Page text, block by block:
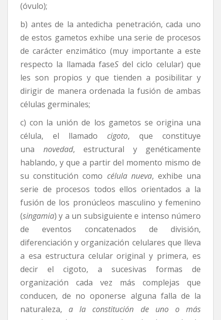
(óvulo);
b) antes de la antedicha penetración, cada uno
de estos gametos exhibe una serie de procesos
de carácter enzimático (muy importante a este
respecto la llamada faseS del ciclo celular) que
les son propios y que tienden a posibilitar y
dirigir de manera ordenada la fusión de ambas
células germinales;
c) con la unión de los gametos se origina una
célula, el llamado cigoto, que constituye
una novedad, estructural y genéticamente
hablando, y que a partir del momento mismo de
su constitución como célula nueva, exhibe una
serie de procesos todos ellos orientados a la
fusión de los pronúcleos masculino y femenino
(singamia) y a un subsiguiente e intenso número
de eventos concatenados de división,
diferenciación y organización celulares que lleva
a esa estructura celular original y primera, es
decir el cigoto, a sucesivas formas de
organización cada vez más complejas que
conducen, de no oponerse alguna falla de la
naturaleza,a la constitución de
uno o más